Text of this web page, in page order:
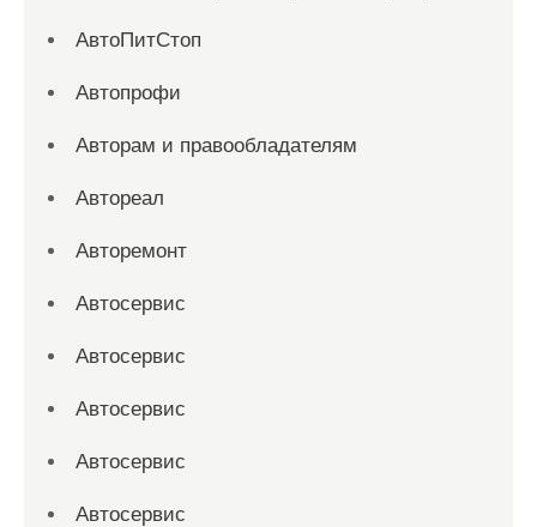
АвтоПитСтоп
Автопрофи
Авторам и правообладателям
Автореал
Авторемонт
Автосервис
Автосервис
Автосервис
Автосервис
Автосервис